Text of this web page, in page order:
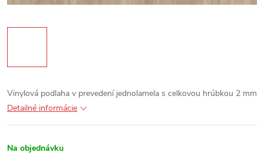
Vinylová podlaha v prevedení jednolamela s celkovou hrúbkou 2 mm
Detailné informácie
Na objednávku